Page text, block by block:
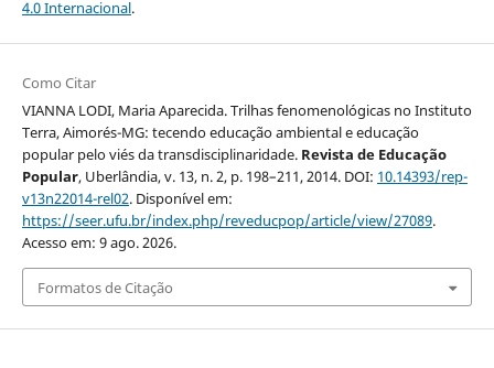
4.0 Internacional.
Como Citar
VIANNA LODI, Maria Aparecida. Trilhas fenomenológicas no Instituto
Terra, Aimorés-MG: tecendo educação ambiental e educação
popular pelo viés da transdisciplinaridade. Revista de Educação
Popular, Uberlândia, v. 13, n. 2, p. 198–211, 2014. DOI: 10.14393/rep-
v13n22014-rel02. Disponível em:
https://seer.ufu.br/index.php/reveducpop/article/view/27089.
Acesso em: 9 ago. 2026.
Formatos de Citação